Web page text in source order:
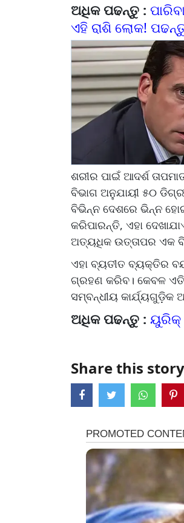
ଅଧିକ ପଢନ୍ତୁ :
ଏହି ରାଶି ଲୋକ!
ଶରୀର ପାଇଁ ଆଦର୍ଶ
ବିଭାଗ ଅନୁଯାୟୀ ୫୦
ବିଭିନ୍ନ ଦେଶରେ ଭିନ୍ନ
କରିପାରନ୍ତି, ଏହା
ଅତ୍ୟଧିକ ଉତ୍ତାପର ଏକ
ଏହା ବ୍ୟତୀତ ବ୍ୟକ୍ତିର
ଗ୍ରହଣ କରିବ। କେବଳ
ସମ୍ବନ୍ଧୀୟ କାର୍ଯ୍ୟଗୁଡ଼ିକ
ଅଧିକ ପଢନ୍ତୁ : ୟୁରିକ୍
Share this story